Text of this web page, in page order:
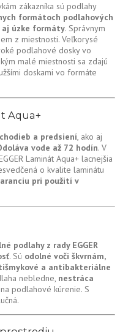
zákazníka sú podlahy
formátoch podlahových
aj úzke formáty. Správnym
z miestnosti. Veľkorysé
podlahové dosky vo
malé miestnosti sa zdajú
doskami vo formáte
Aqua+
a predsiení, ako aj
vode až 72 hodín. V
Laminát Aqua+ lacnejšia
o kvalite laminátu
pri použití v
podlahy z rady EGGER
. Sú odolné voči škvrnám,
a antibakteriálne
nebledne, nestráca
podlahové kúrenie. S